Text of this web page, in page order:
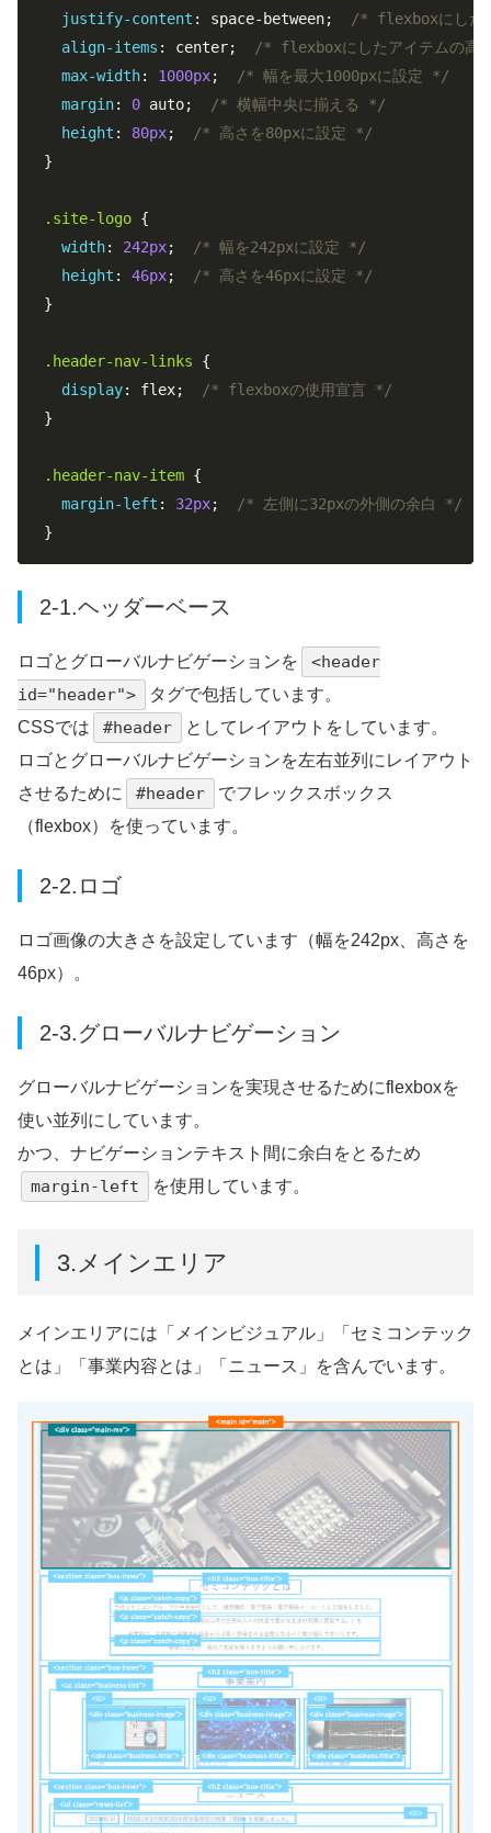
justify-content : space-between;
/* flexboxにした
align-items : center;
/* flexboxにしたアイテムの高
max-width: 1000px;
/* 幅を最大1000pxに設定 */
margin: 0 auto;
/* 横幅中央に揃える */
height : 80px;
/* 高さを80pxに設定 */
}
.site-logo {
width: 242px;
/* 幅を242pxに設定 */
height : 46px;
/* 高さを46pxに設定 */
}
.header-nav-links {
display: flex;
/* flexboxの使用宣言 */
}
.header-nav-item {
margin-left : 32px;
/* 左側に32pxの外側の余白 */
}
2-1.ヘッダーベース
ロゴとグローバルナビゲーションを
<header
id="header">
タグで包括しています。
CSSでは
#header
としてレイアウトをしています。
ロゴとグローバルナビゲーションを左右並列にレイアウト
させるために
#header
でフレックスボックス
（flexbox）を使っています。
2-2.ロゴ
ロゴ画像の大きさを設定しています（幅を242px、高さを
46px）。
2-3.グローバルナビゲーション
グローバルナビゲーションを実現させるためにflexboxを
使い並列にしています。
かつ、ナビゲーションテキスト間に余白をとるため
margin-left を使用しています。
3.メインエリア
メインエリアには「メインビジュアル」「セミコンテック
とは」「事業内容とは」「ニュース」を含んでいます。